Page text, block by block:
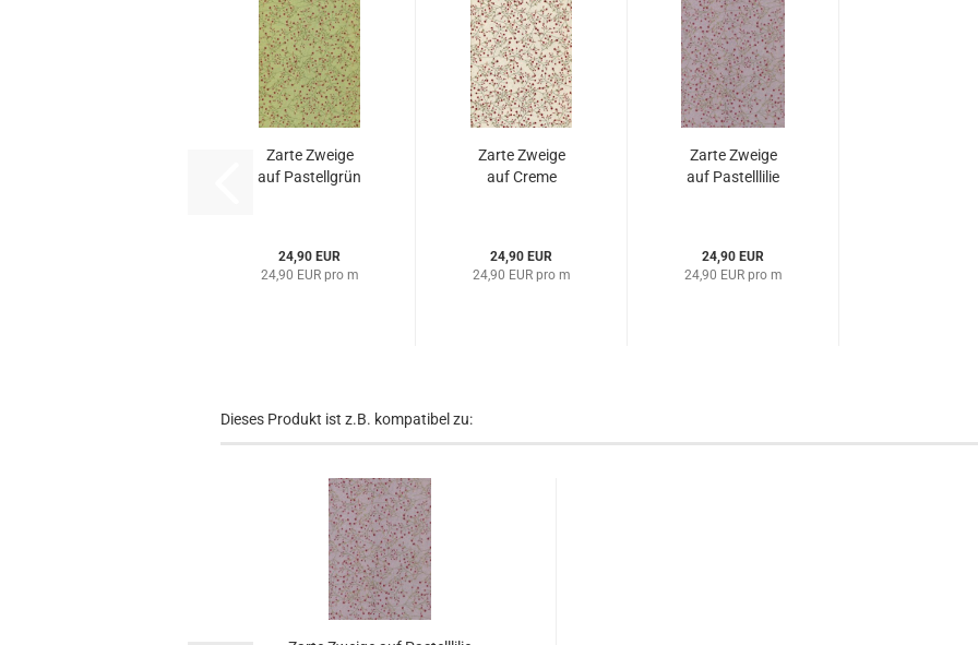
Zarte Zweige
auf Pastellgrün
24,90 EUR
24,90 EUR pro m
Zarte Zweige
auf Creme
24,90 EUR
24,90 EUR pro m
Zarte Zweige
auf Pastelllilie
24,90 EUR
24,90 EUR pro m
Dieses Produkt ist z.B. kompatibel zu: